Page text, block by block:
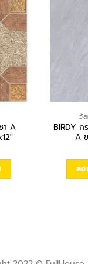
า A
วั
BIRDY ก
A
ส